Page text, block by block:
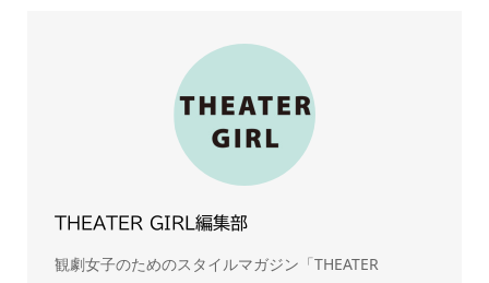
THEATER GIRL編集部
観劇女子のためのスタイルマガジン「THEATER